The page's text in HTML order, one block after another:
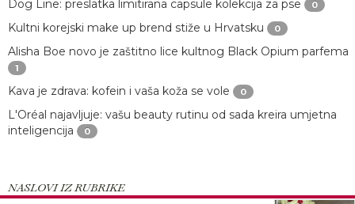
Dog Line: preslatka limitirana capsule kolekcija za pse 0
Kultni korejski make up brend stiže u Hrvatsku 0
Alisha Boe novo je zaštitno lice kultnog Black Opium parfema
1
Kava je zdrava: kofein i vaša koža se vole 0
L'Oréal najavljuje: vašu beauty rutinu od sada kreira umjetna
inteligencija
0
NASLOVI IZ RUBRIKE